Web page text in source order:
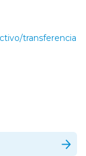
transferencia